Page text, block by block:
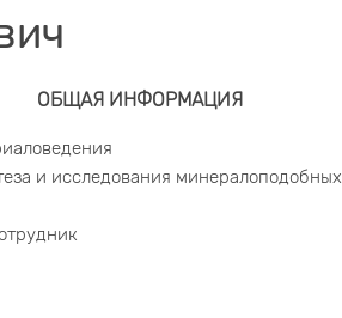
ОБЩАЯ ИНФОРМАЦИЯ
и исследования